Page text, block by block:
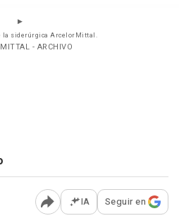
la siderúrgica ArcelorMittal.
- ARCHIVO
Abrir opciones para
IA Seguir en